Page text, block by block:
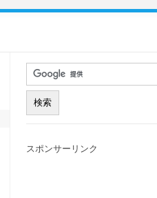
スポンサーリンク